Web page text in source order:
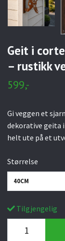
Geit i
– rustikk
599,-
Gi veggen et
dekorative geita
helt ute på et
Størrelse
40CM
Tilgjengelig